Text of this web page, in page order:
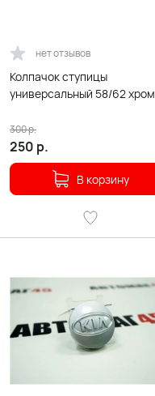
нет отзывов
Колпачок ступицы
универсальный 58/62 хром
250 р.
300р.
В корзину